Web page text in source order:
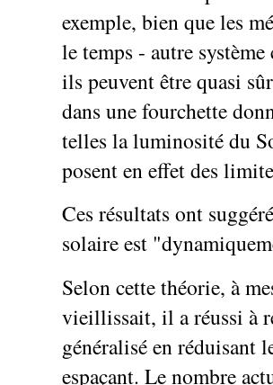
exemple, bien que les
le temps - autre
ils peuvent être quasi
dans une fourchette
telles la luminosité du
posent en effet des
Ces résultats ont
solaire est
Selon cette théorie, à
vieillissait, il a réussi à
généralisé en réduisant
espaçant. Le nombre